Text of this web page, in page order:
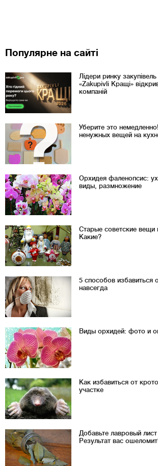
Популярне на сайті
Лідери ринку
«Zakupivli Кращі»
компаній
Уберите это
ненужных вещей на
Орхидея фаленопсис:
виды, размножение
Старые советские вещи
Какие?
5 способов избавиться
навсегда
Виды орхидей: фото и
Как избавиться от
участке
Добавьте лавровый лист
Результат вас